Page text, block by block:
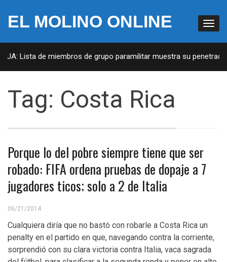
EL MOLINO ONLINE
Lista de miembros de grupo paramilitar muestra su
Tag: Costa Rica
Porque lo del pobre siempre tiene que ser
robado: FIFA ordena pruebas de dopaje a 7
jugadores ticos; solo a 2 de Italia
06/21/2014
Cualquiera diría que no bastó con robarle a Costa Rica un
penalty en el partido en que, navegando contra la corriente,
sorprendió con su clara victoria contra Italia, vaca sagrada